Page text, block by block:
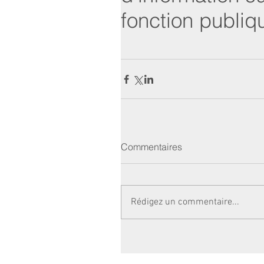
fonction
Commentaires
Rédigez un commentaire...